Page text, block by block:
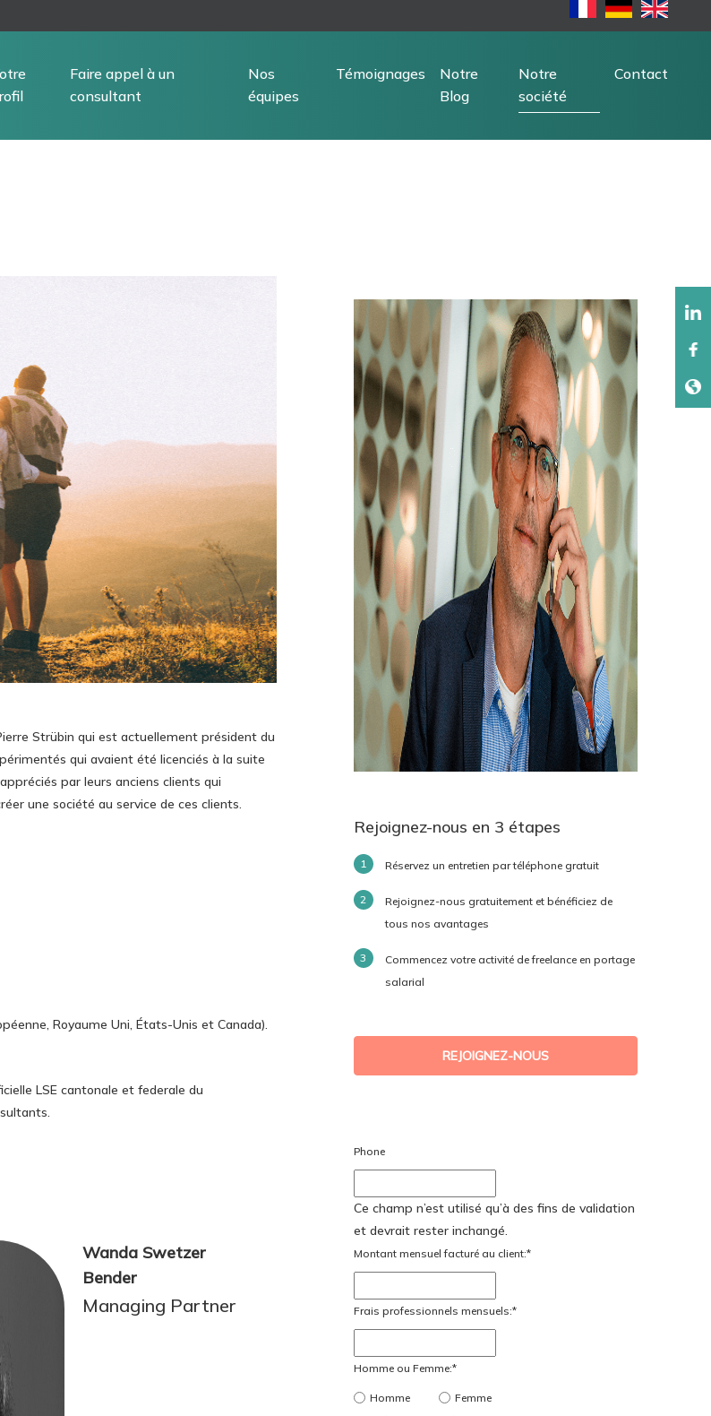
Faire appel à un
consultant
Nos
équipes
Témoignages
Notre
Blog
Notre
société
Contact
Strübin qui est actuellement président du
qui avaient été licenciés à la suite
par leurs anciens clients qui
une société au service de ces clients.
Royaume Uni, États-Unis et Canada).
LSE cantonale et federale du
Wanda Swetzer
Bender
Managing Partner
Rejoignez-nous en 3 étapes
Réservez un entretien par téléphone gratuit
Rejoignez-nous gratuitement et bénéficiez de
tous nos avantages
Commencez votre activité de freelance en portage
salarial
REJOIGNEZ-NOUS
Phone
Ce champ n’est utilisé qu’à des fins de validation
et devrait rester inchangé.
Montant mensuel facturé au client:*
Frais professionnels mensuels:*
Homme ou Femme:*
Homme
Femme